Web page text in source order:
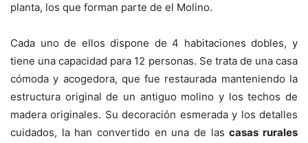
planta, los que forman parte de el Molino.
Cada uno de ellos dispone de 4 habitaciones dobles, y
tiene una capacidad para 12 personas. Se trata de una casa
cómoda y acogedora, que fue restaurada manteniendo la
estructura original de un antiguo molino y los techos de
madera originales. Su decoración esmerada y los detalles
cuidados, la han convertido en una de lascasas rurales